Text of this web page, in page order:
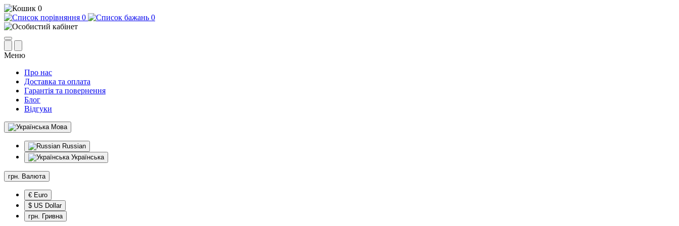
0
0
0
Меню
Про нас
Доставка та оплата
Гарантія та повернення
Блог
Відгуки
Мова
Russian
Українська
грн. Валюта
€ Euro
$ US Dollar
грн. Гривна